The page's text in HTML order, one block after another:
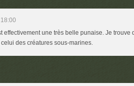
effectivement une très belle punaise. Je trouve
des créatures sous-marines.